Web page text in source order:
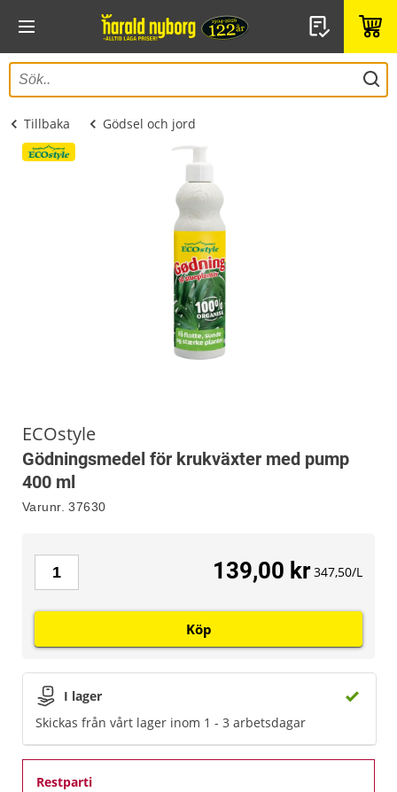
Tillbaka Gödsel och jord
ECOstyle
Gödningsmedel för krukväxter med pump
400 ml
Varunr. 37630
I lager
Skickas från vårt lager inom 1 - 3 arbetsdagar
Restparti
139,00 kr 347,50/L
Köp